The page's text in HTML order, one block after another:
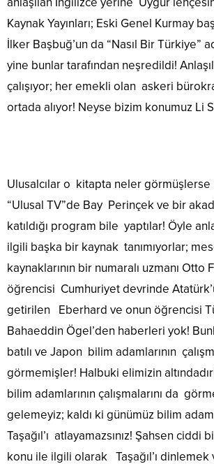
Kaynak Yayınları; Eski Genel Kurmay
İlker Başbuğ’un da “Nasıl Bir Türkiye”
yine bunlar tarafından neşredildi!
çalışıyor; her emekli olan askeri
ortada alıyor! Neyse bizim konumuz Li
Ulusalcılar o kitapta neler
“Ulusal TV”de Bay Perinçek ve bir
katıldığı program bile yaptılar! Öyle
ilgili başka bir kaynak tanımıyorlar;
kaynaklarının bir numaralı uzmanı Otto
öğrencisi Cumhuriyet devrinde
getirilen Eberhard ve onun öğrencisi
Bahaeddin Ögel’den haberleri yok!
batılı ve Japon bilim adamlarının
görmemişler! Halbuki elimizin
bilim adamlarının çalışmalarını da
gelemeyiz; kaldı ki günümüz bilim
Taşağıl’ı atlayamazsınız! Şahsen ciddi
konu ile ilgili olarak Taşağıl’ı